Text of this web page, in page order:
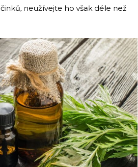
neužívejte ho však déle než